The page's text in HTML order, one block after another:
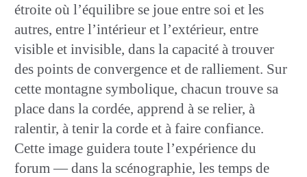
étroite où l’équilibre se joue entre soi et les
autres, entre l’intérieur et l’extérieur, entre
visible et invisible, dans la capacité à trouver
des points de convergence et de ralliement. Sur
cette montagne symbolique, chacun trouve sa
place dans la cordée, apprend à se relier, à
ralentir, à tenir la corde et à faire confiance.
Cette image guidera toute l’expérience du
forum — dans la scénographie, les temps de